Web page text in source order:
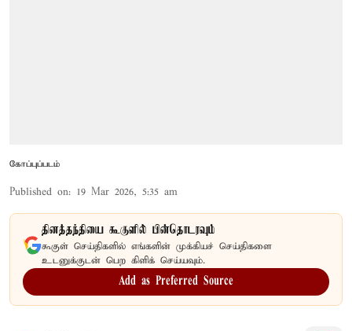
கோப்புப்படம்
Published on: 19 Mar 2026, 5:35 am
தினத்தந்தியை கூகுளில் பின்தொடரவும்
கூகுள் செய்திகளில் எங்களின் முக்கியச் செய்திகளை
உடனுக்குடன் பெற கிளிக் செய்யவும்.
Add as Preferred Source